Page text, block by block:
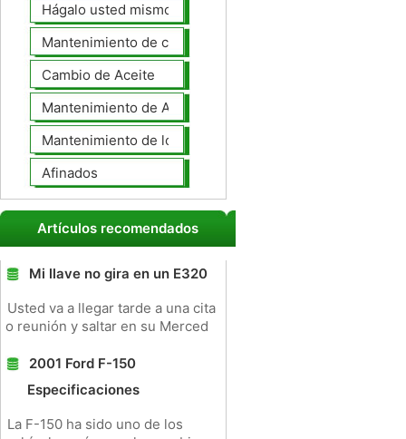
Hágalo usted mismo Mantenimiento de Automotores
Mantenimiento de coches General
Cambio de Aceite
Mantenimiento de Automotores Profesional
Mantenimiento de los neumáticos
Afinados
Artículos recomendados
Mi llave no gira en un E320
Usted va a llegar tarde a una cita
o reunión y saltar en su Merced
2001 Ford F-150
Especificaciones
La F-150 ha sido uno de los